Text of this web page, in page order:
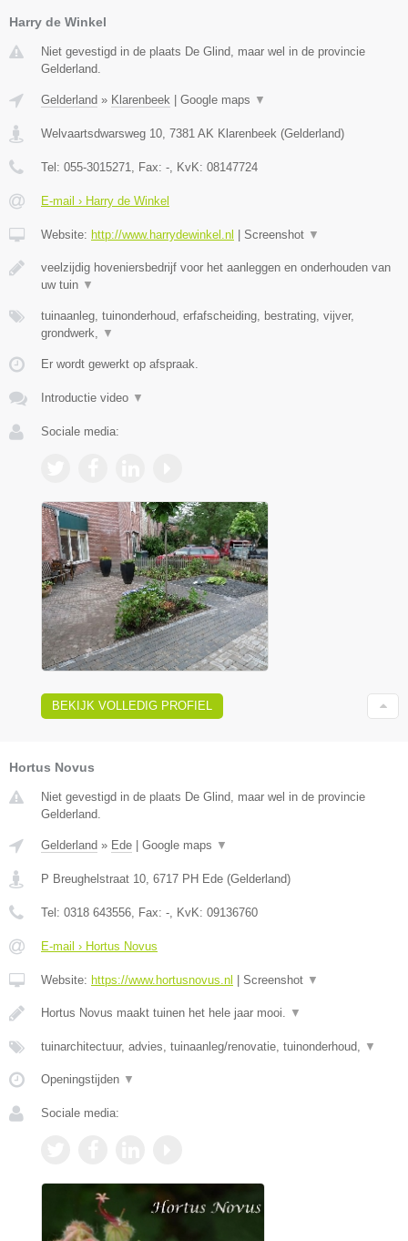
Harry de Winkel
Niet gevestigd in de plaats De Glind, maar wel in de provincie
Gelderland.
Gelderland » Klarenbeek Google maps ▼
Welvaartsdwarsweg 10 7381 AK Klarenbeek (Gelderland)
Tel: 055-3015271 , Fax: - , KvK: 08147724
E-mail › Harry de Winkel
Website: http://www.harrydewinkel.nl Screenshot ▼
veelzijdig hoveniersbedrijf voor het aanleggen en onderhouden van
uw tuin ▼
tuinaanleg, tuinonderhoud, erfafscheiding, bestrating, vijver,
grondwerk,
▼
Er wordt gewerkt op afspraak.
Introductie video ▼
Sociale media:
BEKIJK VOLLEDIG PROFIEL
Hortus Novus
Niet gevestigd in de plaats De Glind, maar wel in de provincie
Gelderland.
Gelderland » Ede Google maps ▼
P Breughelstraat 10, 6717 PH Ede (Gelderland)
Tel: 0318 643556, Fax: -, KvK: 09136760
E-mail › Hortus Novus
Website: https://www.hortusnovus.nl Screenshot ▼
Hortus Novus maakt tuinen het hele jaar mooi. ▼
tuinarchitectuur, advies, tuinaanleg/renovatie, tuinonderhoud, ▼
Openingstijden ▼
Sociale media: